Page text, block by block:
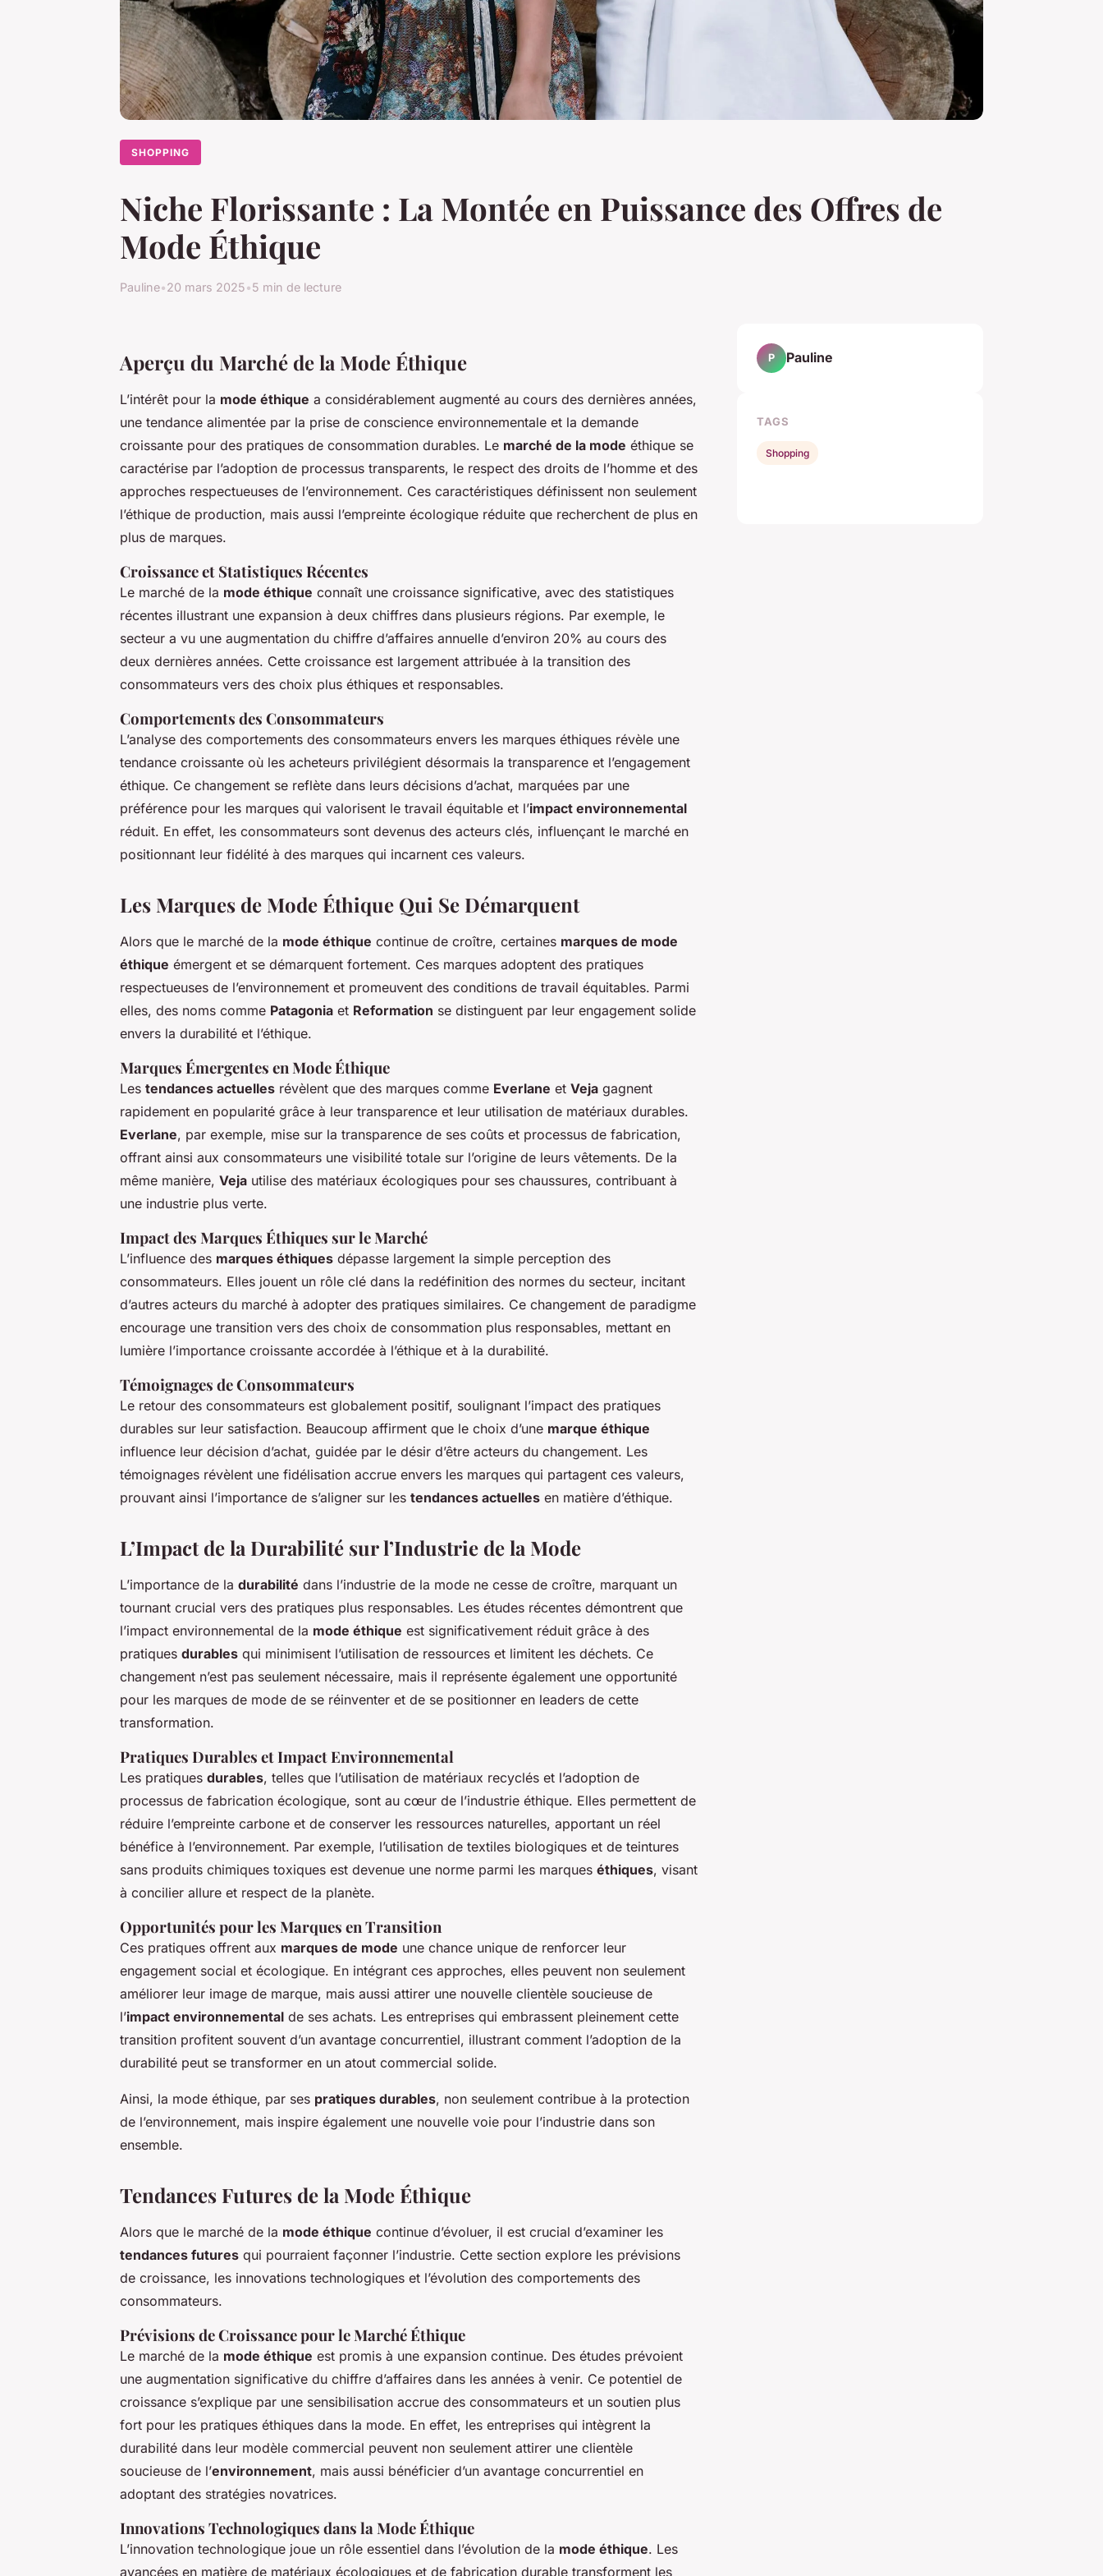
SHOPPING
Niche Florissante : La Montée en Puissance des Offres de
Mode Éthique
Pauline•20 mars 2025•5 min de lecture
Aperçu du Marché de la Mode Éthique
L’intérêt pour la mode éthique a considérablement augmenté au cours des dernières années,
une tendance alimentée par la prise de conscience environnementale et la demande
croissante pour des pratiques de consommation durables. Le marché de la mode éthique se
caractérise par l’adoption de processus transparents, le respect des droits de l’homme et des
approches respectueuses de l’environnement. Ces caractéristiques définissent non seulement
l’éthique de production, mais aussi l’empreinte écologique réduite que recherchent de plus en
plus de marques.
Croissance et Statistiques Récentes
Le marché de la mode éthique connaît une croissance significative, avec des statistiques
récentes illustrant une expansion à deux chiffres dans plusieurs régions. Par exemple, le
secteur a vu une augmentation du chiffre d’affaires annuelle d’environ 20% au cours des
deux dernières années. Cette croissance est largement attribuée à la transition des
consommateurs vers des choix plus éthiques et responsables.
Comportements des Consommateurs
L’analyse des comportements des consommateurs envers les marques éthiques révèle une
tendance croissante où les acheteurs privilégient désormais la transparence et l’engagement
éthique. Ce changement se reflète dans leurs décisions d’achat, marquées par une
préférence pour les marques qui valorisent le travail équitable et l’impact environnemental
réduit. En effet, les consommateurs sont devenus des acteurs clés, influençant le marché en
positionnant leur fidélité à des marques qui incarnent ces valeurs.
Les Marques de Mode Éthique Qui Se Démarquent
Alors que le marché de la mode éthique continue de croître, certaines marques de mode
éthique émergent et se démarquent fortement. Ces marques adoptent des pratiques
respectueuses de l’environnement et promeuvent des conditions de travail équitables. Parmi
elles, des noms comme Patagonia et Reformation se distinguent par leur engagement solide
envers la durabilité et l’éthique.
Marques Émergentes en Mode Éthique
Les tendances actuelles révèlent que des marques comme Everlane et Veja gagnent
rapidement en popularité grâce à leur transparence et leur utilisation de matériaux durables.
Everlane, par exemple, mise sur la transparence de ses coûts et processus de fabrication,
offrant ainsi aux consommateurs une visibilité totale sur l’origine de leurs vêtements. De la
même manière, Veja utilise des matériaux écologiques pour ses chaussures, contribuant à
une industrie plus verte.
Impact des Marques Éthiques sur le Marché
L’influence des marques éthiques dépasse largement la simple perception des
consommateurs. Elles jouent un rôle clé dans la redéfinition des normes du secteur, incitant
d’autres acteurs du marché à adopter des pratiques similaires. Ce changement de paradigme
encourage une transition vers des choix de consommation plus responsables, mettant en
lumière l’importance croissante accordée à l’éthique et à la durabilité.
Témoignages de Consommateurs
Le retour des consommateurs est globalement positif, soulignant l’impact des pratiques
durables sur leur satisfaction. Beaucoup affirment que le choix d’une marque éthique
influence leur décision d’achat, guidée par le désir d’être acteurs du changement. Les
témoignages révèlent une fidélisation accrue envers les marques qui partagent ces valeurs,
prouvant ainsi l’importance de s’aligner sur les tendances actuelles en matière d’éthique.
L’Impact de la Durabilité sur l’Industrie de la Mode
L’importance de la durabilité dans l’industrie de la mode ne cesse de croître, marquant un
tournant crucial vers des pratiques plus responsables. Les études récentes démontrent que
l’impact environnemental de la mode éthique est significativement réduit grâce à des
pratiques durables qui minimisent l’utilisation de ressources et limitent les déchets. Ce
changement n’est pas seulement nécessaire, mais il représente également une opportunité
pour les marques de mode de se réinventer et de se positionner en leaders de cette
transformation.
Pratiques Durables et Impact Environnemental
Les pratiques durables, telles que l’utilisation de matériaux recyclés et l’adoption de
processus de fabrication écologique, sont au cœur de l’industrie éthique. Elles permettent de
réduire l’empreinte carbone et de conserver les ressources naturelles, apportant un réel
bénéfice à l’environnement. Par exemple, l’utilisation de textiles biologiques et de teintures
sans produits chimiques toxiques est devenue une norme parmi les marques éthiques, visant
à concilier allure et respect de la planète.
Opportunités pour les Marques en Transition
Ces pratiques offrent aux marques de mode une chance unique de renforcer leur
engagement social et écologique. En intégrant ces approches, elles peuvent non seulement
améliorer leur image de marque, mais aussi attirer une nouvelle clientèle soucieuse de
l’impact environnemental de ses achats. Les entreprises qui embrassent pleinement cette
transition profitent souvent d’un avantage concurrentiel, illustrant comment l’adoption de la
durabilité peut se transformer en un atout commercial solide.
Ainsi, la mode éthique, par ses pratiques durables, non seulement contribue à la protection
de l’environnement, mais inspire également une nouvelle voie pour l’industrie dans son
ensemble.
Tendances Futures de la Mode Éthique
Alors que le marché de la mode éthique continue d’évoluer, il est crucial d’examiner les
tendances futures qui pourraient façonner l’industrie. Cette section explore les prévisions
de croissance, les innovations technologiques et l’évolution des comportements des
consommateurs.
Prévisions de Croissance pour le Marché Éthique
Le marché de la mode éthique est promis à une expansion continue. Des études prévoient
une augmentation significative du chiffre d’affaires dans les années à venir. Ce potentiel de
croissance s’explique par une sensibilisation accrue des consommateurs et un soutien plus
fort pour les pratiques éthiques dans la mode. En effet, les entreprises qui intègrent la
durabilité dans leur modèle commercial peuvent non seulement attirer une clientèle
soucieuse de l’environnement, mais aussi bénéficier d’un avantage concurrentiel en
adoptant des stratégies novatrices.
Innovations Technologiques dans la Mode Éthique
L’innovation technologique joue un rôle essentiel dans l’évolution de la mode éthique. Les
avancées en matière de matériaux écologiques et de fabrication durable transforment les
P Pauline
TAGS
Shopping